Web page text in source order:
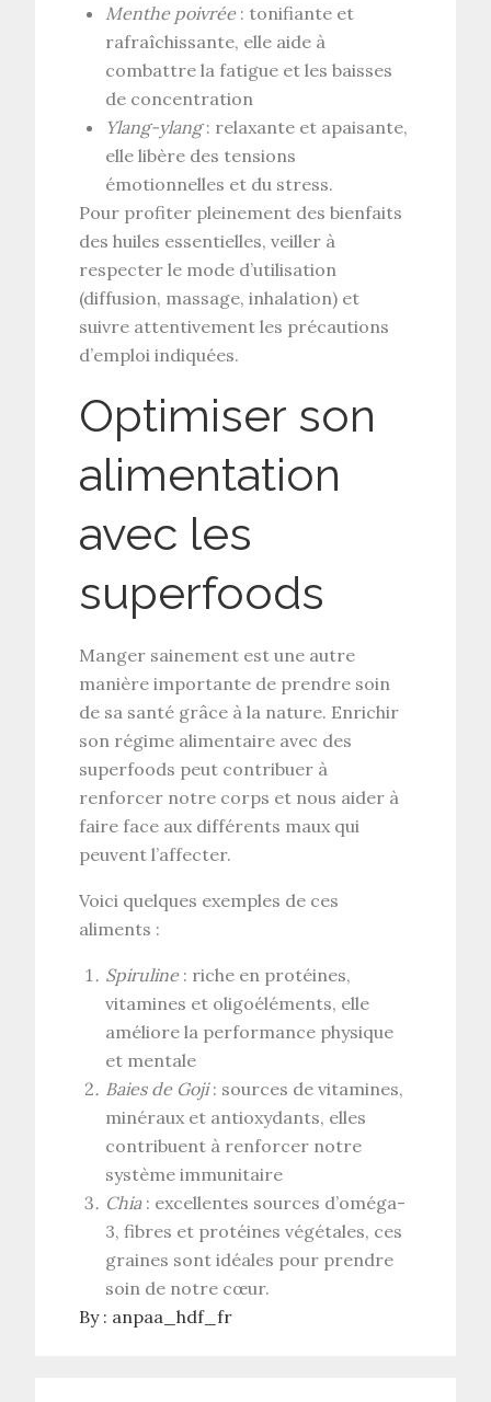
Menthe poivrée: tonifiante et
rafraîchissante, elle aide à
combattre la fatigue et les baisses
de concentration
Ylang-ylang: relaxante et apaisante,
elle libère des tensions
émotionnelles et du stress.
Pour profiter pleinement des bienfaits
des huiles essentielles, veiller à
respecter le mode d’utilisation
(diffusion, massage, inhalation) et
suivre attentivement les précautions
d’emploi indiquées.
Optimiser son
alimentation
avec les
superfoods
Manger sainement est une autre
manière importante de prendre soin
de sa santé grâce à la nature. Enrichir
son régime alimentaire avec des
superfoods peut contribuer à
renforcer notre corps et nous aider à
faire face aux différents maux qui
peuvent l’affecter.
Voici quelques exemples de ces
aliments :
Spiruline: riche en protéines,
vitamines et oligoéléments, elle
améliore la performance physique
et mentale
Baies de Goji: sources de vitamines,
minéraux et antioxydants, elles
contribuent à renforcer notre
système immunitaire
Chia: excellentes sources d’oméga-
3, fibres et protéines végétales, ces
graines sont idéales pour prendre
soin de notre cœur.
By : anpaa_hdf_fr